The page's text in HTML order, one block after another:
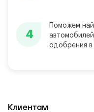
Поможем
одобрения в
Клиентам